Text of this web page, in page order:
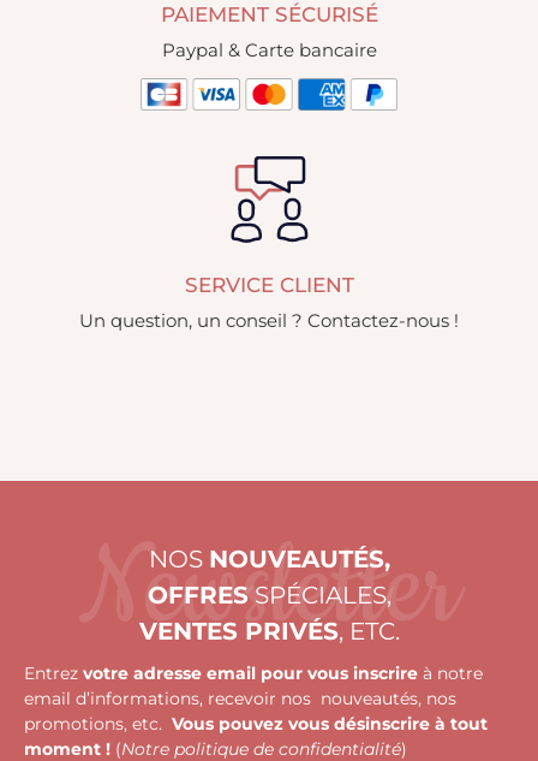
PAIEMENT SÉCURISÉ
Paypal & Carte bancaire
SERVICE CLIENT
Un question, un conseil ? Contactez-nous !
NOS NOUVEAUTÉS,
OFFRESSPÉCIALES,
VENTES PRIVÉS, ETC.
Newsletter
Entrez votre adresse email pour vous inscrire à notre
email d’informations, recevoir nos nouveautés, nos
promotions, etc. Vous pouvez vous désinscrire à tout
moment ! (Notre politique de confidentialité)